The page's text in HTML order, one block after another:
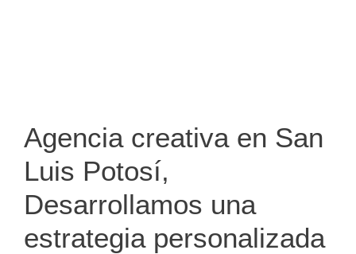
Agencia creativa en San
Luis Potosí,
Desarrollamos una
estrategia personalizada